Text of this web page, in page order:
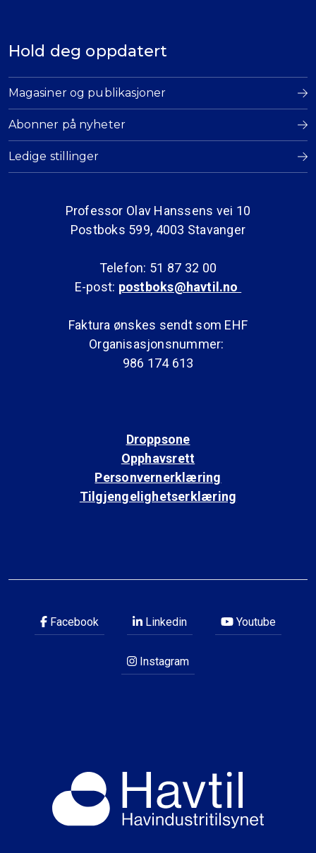
Hold deg oppdatert
Magasiner og publikasjoner
Abonner på nyheter
Ledige stillinger
Professor Olav Hanssens vei 10
Postboks 599, 4003 Stavanger
Telefon: 51 87 32 00
E-post: postboks@havtil.no
Faktura ønskes sendt som EHF
Organisasjonsnummer:
986 174 613
Droppsone
Opphavsrett
Personvernerklæring
Tilgjengelighetserklæring
Facebook Linkedin Youtube
Instagram